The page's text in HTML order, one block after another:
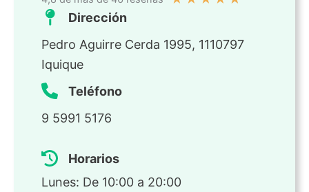
Dirección
Pedro Aguirre Cerda 1995, 1110797
Iquique
Teléfono
9 5991 5176
Horarios
Lunes: De 10:00 a 20:00